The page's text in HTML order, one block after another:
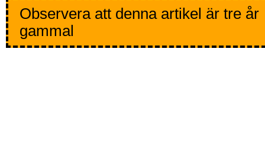
Observera att denna artikel är tre år
gammal